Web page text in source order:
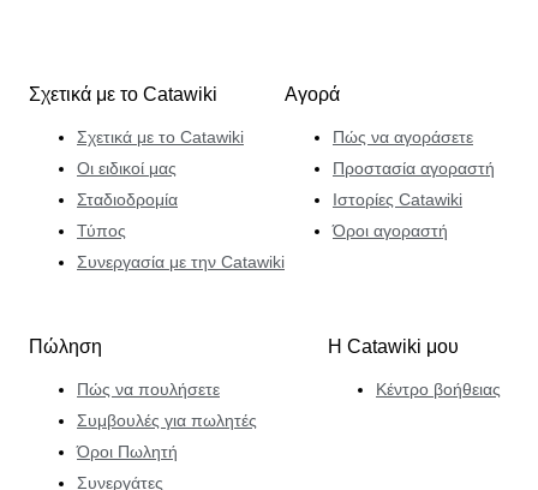
Σχετικά με το Catawiki
Σχετικά με το Catawiki
Οι ειδικοί μας
Σταδιοδρομία
Τύπος
Συνεργασία με την Catawiki
Αγορά
Πώς να αγοράσετε
Προστασία αγοραστή
Ιστορίες Catawiki
Όροι αγοραστή
Πώληση
Πώς να πουλήσετε
Συμβουλές για πωλητές
Όροι Πωλητή
Συνεργάτες
Η Catawiki μου
Κέντρο βοήθειας